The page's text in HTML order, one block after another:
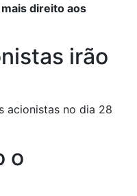
direito aos
irão
acionistas no dia 28
o